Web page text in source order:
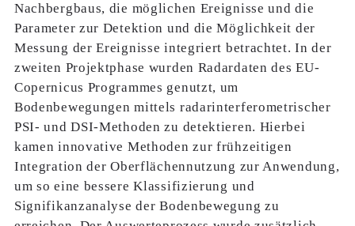
Nachbergbaus, die möglichen Ereignisse und die
Parameter zur Detektion und die Möglichkeit der
Messung der Ereignisse integriert betrachtet. In der
zweiten Projektphase wurden Radardaten des EU-
Copernicus Programmes genutzt, um
Bodenbewegungen mittels radarinterferometrischer
PSI- und DSI-Methoden zu detektieren. Hierbei
kamen innovative Methoden zur frühzeitigen
Integration der Oberflächennutzung zur Anwendung,
um so eine bessere Klassifizierung und
Signifikanzanalyse der Bodenbewegung zu